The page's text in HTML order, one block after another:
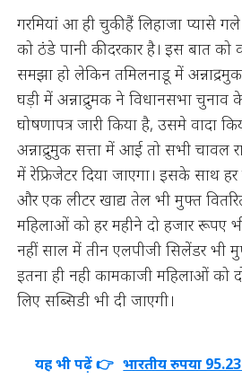
गरमियां आ ही चुकी हैं लिहाजा प्यासे
को ठंडे पानी की दरकार है। इस बात को
समझा हो लेकिन तमिलनाडू में
घड़ी में अन्नाद्रुमक ने विधानसभा चुनाव
घोषणापत्र जारी किया है, उसमे वादा
अन्नाद्रुमुक सत्ता में आई तो सभी चावल
में रेफ्रिजेटर दिया जाएगा। इसके साथ
और एक लीटर खाद्य तेल भी मुफ्त
महिलाओं को हर महीने दो हजार रूपए
नहीं साल में तीन एलपीजी सिलेंडर भी
इतना ही नही कामकाजी महिलाओं को
लिए सब्सिडी भी दी जाएगी।
यह भी पढ़ें 👉 भारतीय रुपया 95.23